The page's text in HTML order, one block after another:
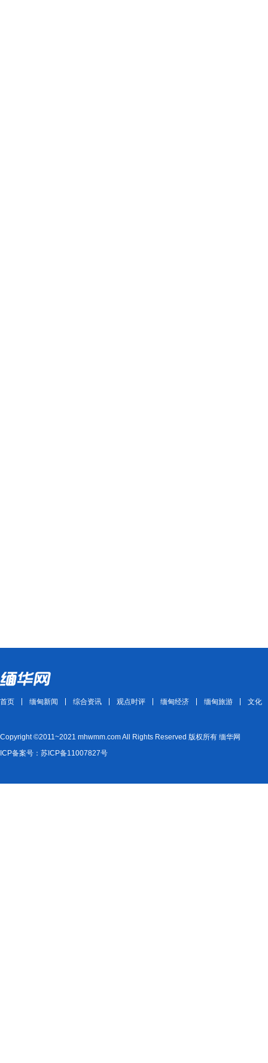
首页 缅甸新闻 综合资讯 观点时评 缅甸经济 缅甸旅游 文化
Copyright ©2011~2021 mhwmm.com All Rights Reserved 版权所有 缅华网
ICP备案号：苏ICP备11007827号